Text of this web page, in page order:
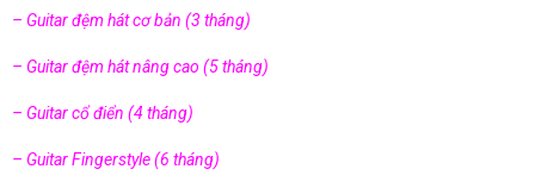
– Guitar đệm hát cơ bản (3 tháng)
– Guitar đệm hát nâng cao (5 tháng)
– Guitar cổ điển (4 tháng)
– Guitar Fingerstyle (6 tháng)